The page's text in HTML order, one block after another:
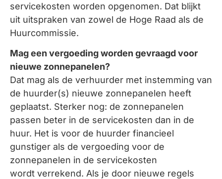
servicekosten worden opgenomen. Dat blijkt
uit uitspraken van zowel de Hoge Raad als de
Huurcommissie.
Mag een vergoeding worden gevraagd voor
nieuwe zonnepanelen?
Dat mag als de verhuurder met instemming van
de huurder(s) nieuwe zonnepanelen heeft
geplaatst. Sterker nog: de zonnepanelen
passen beter in de servicekosten dan in de
huur. Het is voor de huurder financieel
gunstiger als de vergoeding voor de
zonnepanelen in de servicekosten
wordt verrekend. Als je door nieuwe regels